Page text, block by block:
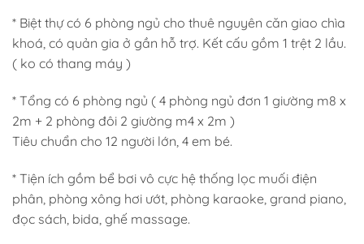
* Biệt thự có 6 phòng ngủ cho thuê nguyên căn giao chìa
khoá, có quản gia ở gần hỗ trợ. Kết cấu gồm 1 trệt 2 lầu.
( ko có thang máy )
* Tổng có 6 phòng ngủ ( 4 phòng ngủ đơn 1 giường m8 x
2m + 2 phòng đôi 2 giường m4 x 2m )
Tiêu chuẩn cho 12 người lớn, 4 em bé.
* Tiện ích gồm bể bơi vô cực hệ thống lọc muối điện
phân, phòng xông hơi ướt, phòng karaoke, grand piano,
đọc sách, bida, ghế massage.